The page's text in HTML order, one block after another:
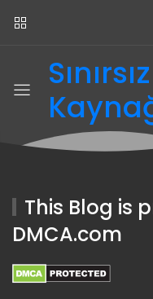
This Blog is
DMCA.com